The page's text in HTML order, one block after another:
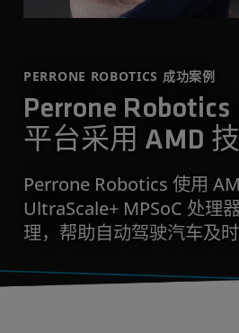
PERRONE ROBOTICS 成功案例
Perrone
平台采用 AMD
Perrone Robotics 使用
UltraScale+ MPSoC 处理
理，帮助自动驾驶汽车及时